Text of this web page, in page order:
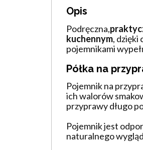
Opis
Podręczna,
kuchennym, dzięki
pojemnikami
Półka na
Pojemnik na
ich walorów
przyprawy długo
Pojemnik jest
naturalnego